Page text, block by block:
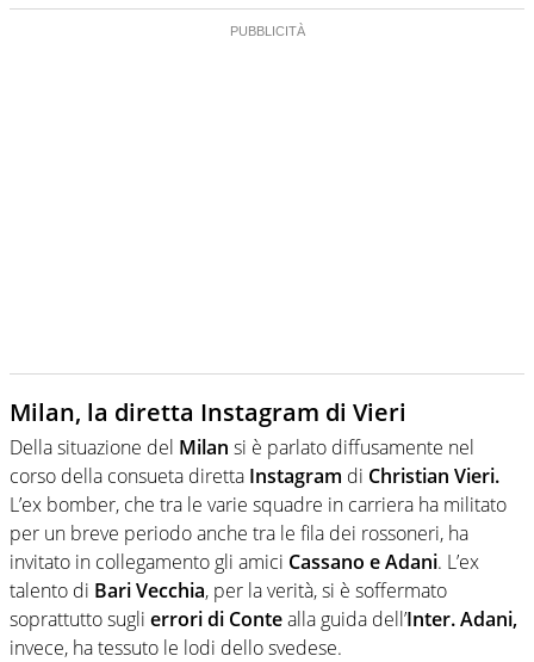
Milan, la diretta Instagram di Vieri
Della situazione del Milan si è parlato diffusamente nel
corso della consueta diretta Instagram di Christian Vieri.
L’ex bomber, che tra le varie squadre in carriera ha militato
per un breve periodo anche tra le fila dei rossoneri, ha
invitato in collegamento gli amici Cassano e Adani. L’ex
talento di Bari Vecchia, per la verità, si è soffermato
soprattutto sugli errori di Contealla guida dell’Inter. Adani,
invece, ha tessuto le lodi dello svedese.